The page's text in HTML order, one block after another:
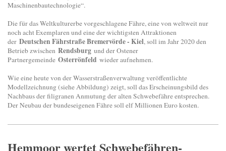
Maschinenbautechnologie“.
Die für das Weltkulturerbe vorgeschlagene Fähre, eine von weltweit nur
noch acht Exemplaren und eine der wichtigsten Attraktionen
der Deutschen Fährstraße Bremervörde - Kiel, soll im Jahr 2020 den
Betrieb zwischen Rendsburg und der Ostener
Partnergemeinde Osterrönfeld wieder aufnehmen.
Wie eine heute von der Wasserstraßenverwaltung veröffentlichte
Modellzeichnung (siehe Abbildung) zeigt, soll das Erscheinungsbild des
Nachbaus der filigranen Anmutung der alten Schwebefähre entsprechen.
Der Neubau der bundeseigenen Fähre soll elf Millionen Euro kosten.
Hemmoor wertet Schwebefähren-